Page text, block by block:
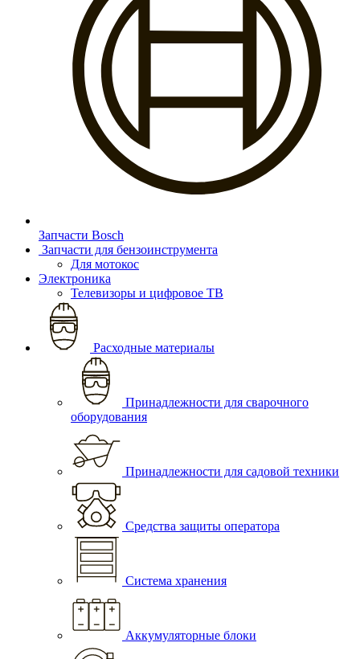
Запчасти Bosch
Запчасти для бензоинструмента
Для мотокос
Электроника
Телевизоры и цифровое ТВ
Расходные материалы
Принадлежности для сварочного
оборудования
Принадлежности для садовой техники
Средства защиты оператора
Система хранения
Аккумуляторные блоки